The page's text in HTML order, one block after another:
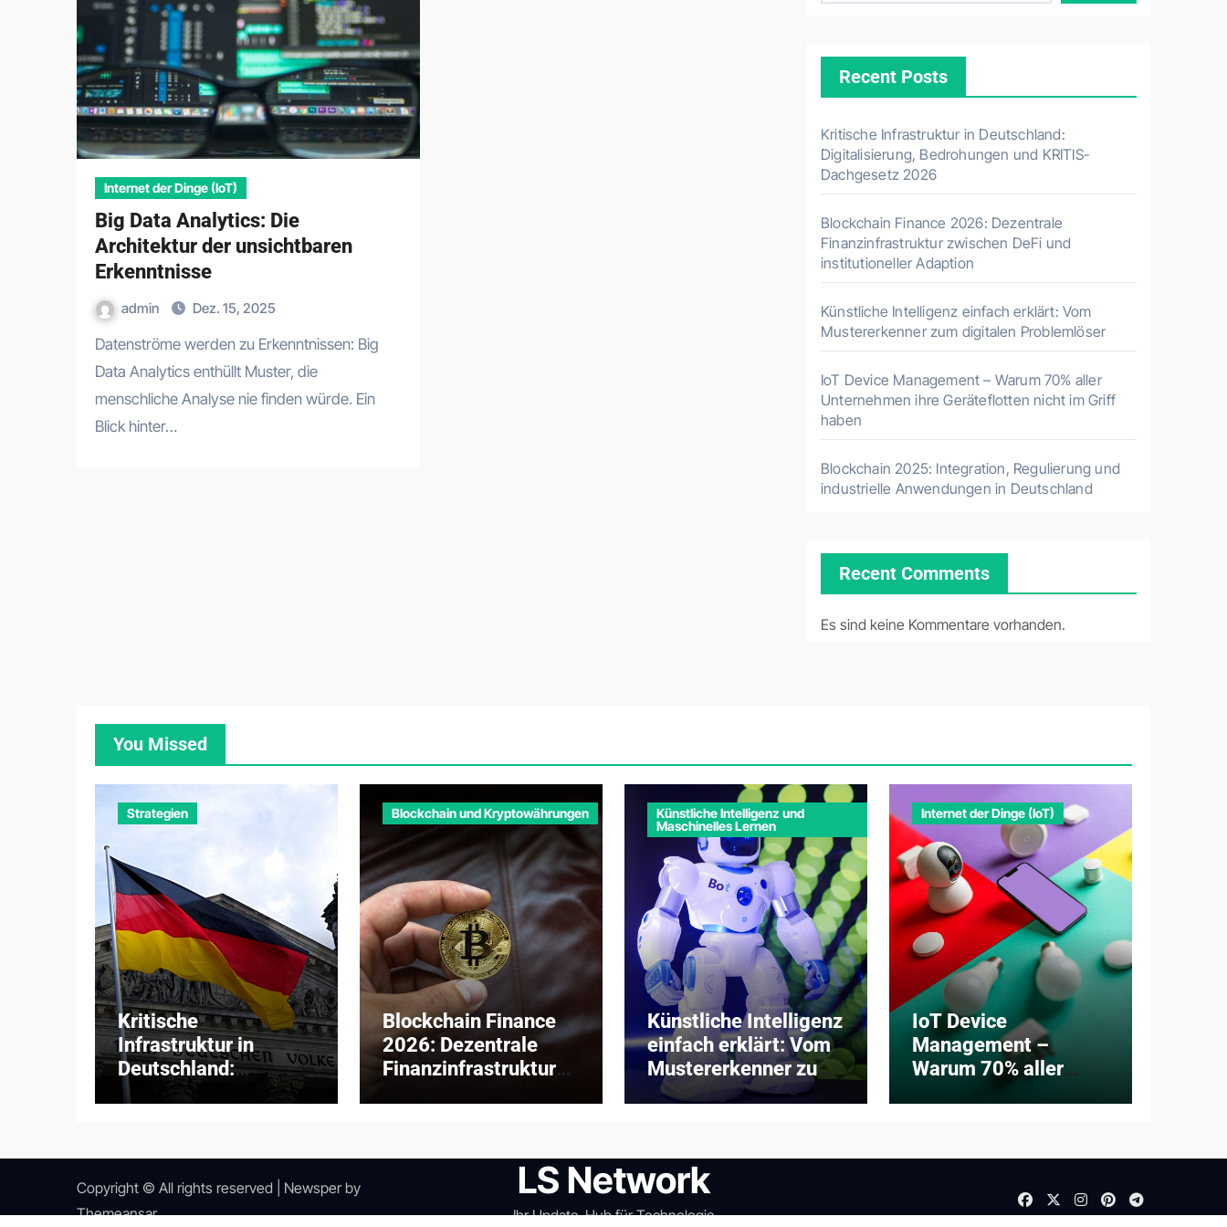
Internet der Dinge (IoT)
Big Data Analytics: Die
Architektur der unsichtbaren
Erkenntnisse
admin Dez. 15, 2025
Datenströme werden zu Erkenntnissen: Big
Data Analytics enthüllt Muster, die
menschliche Analyse nie finden würde. Ein
Blick hinter…
Recent Posts
Kritische Infrastruktur in Deutschland:
Digitalisierung, Bedrohungen und KRITIS-
Dachgesetz 2026
Blockchain Finance 2026: Dezentrale
Finanzinfrastruktur zwischen DeFi und
institutioneller Adaption
Künstliche Intelligenz einfach erklärt: Vom
Mustererkenner zum digitalen Problemlöser
IoT Device Management – Warum 70% aller
Unternehmen ihre Geräteflotten nicht im Griff
haben
Blockchain 2025: Integration, Regulierung und
industrielle Anwendungen in Deutschland
Recent Comments
Es sind keine Kommentare vorhanden.
You Missed
Strategien
Kritische
Infrastruktur in
Deutschland:
Digitalisierung,
2026
Blockchain und Kryptowährungen
Blockchain Finance
2026: Dezentrale
Finanzinfrastruktur
Künstliche Intelligenz und
Maschinelles Lernen
Künstliche Intelligenz
einfach erklärt: Vom
Mustererkenner zum
digitalen
Internet der Dinge (IoT)
IoT Device
Management –
Warum 70% aller
Copyright © All rights reserved Newsperby
Themeansar.
LS Network
Ihr Update-Hub für Technologie